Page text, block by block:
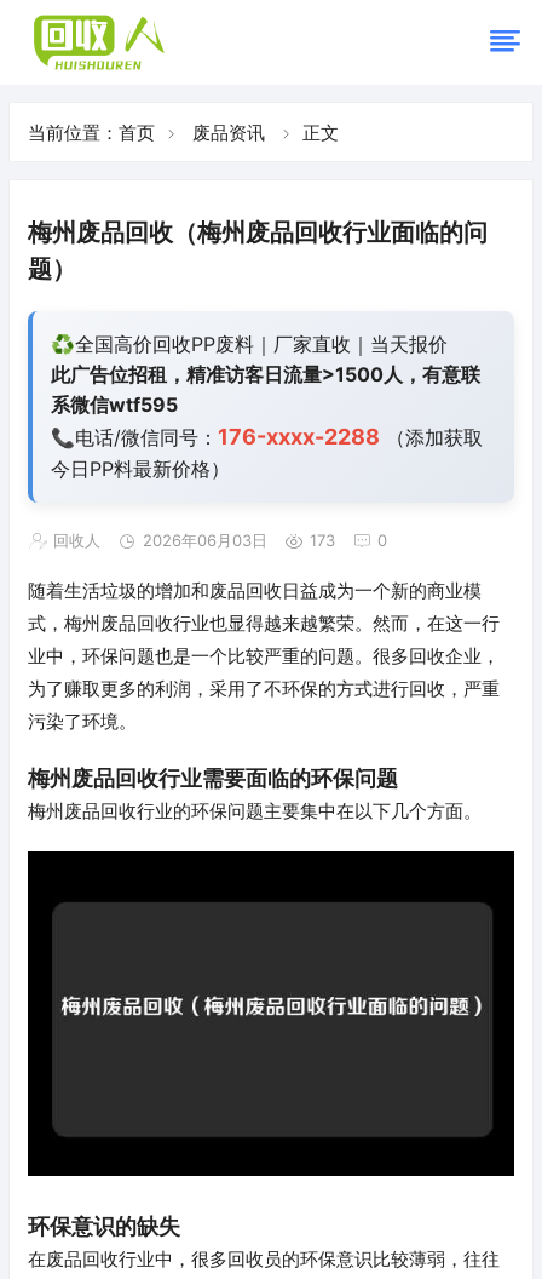
当前位置： 首页 废品资讯 正文
梅州废品回收（梅州废品回收行业面临的问
题）
♻️全国高价回收PP废料｜厂家直收｜当天报价
此广告位招租，精准访客日流量>1500人，有意联
系微信wtf595
📞电话/微信同号： 176-xxxx-2288 （添加获取
今日PP料最新价格）
回收人 2026年06月03日 173 0
随着生活垃圾的增加和废品回收日益成为一个新的商业模
式，梅州废品回收行业也显得越来越繁荣。然而，在这一行
业中，环保问题也是一个比较严重的问题。很多回收企业，
为了赚取更多的利润，采用了不环保的方式进行回收，严重
污染了环境。
梅州废品回收行业需要面临的环保问题
梅州废品回收行业的环保问题主要集中在以下几个方面。
环保意识的缺失
在废品回收行业中，很多回收员的环保意识比较薄弱，往往